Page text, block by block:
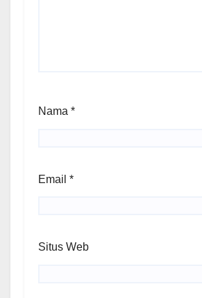
Nama *
Email *
Situs Web